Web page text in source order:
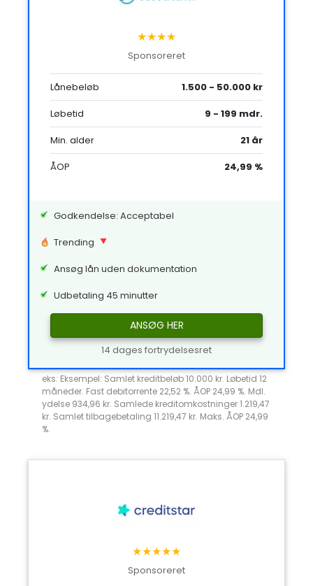
★★★★
Sponsoreret
Lånebeløb
1.500 - 50.000 kr
Løbetid
9 - 199 mdr.
Min. alder
21 år
ÅOP
24,99 %
Godkendelse: Acceptabel
Trending
Ansøg lån uden dokumentation
Udbetaling 45 minutter
ANSØG HER
14 dages fortrydelsesret
eks: Eksempel: Samlet kreditbeløb 10.000 kr. Løbetid 12
måneder. Fast debitorrente 22,52 %. ÅOP 24,99 %. Mdl.
ydelse 934,96 kr. Samlede kreditomkostninger 1.219,47
kr. Samlet tilbagebetaling 11.219,47 kr. Maks. ÅOP 24,99
%.
★★★★★
Sponsoreret